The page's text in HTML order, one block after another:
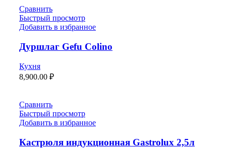
Сравнить
Быстрый просмотр
Добавить в избранное
Дуршлаг Gefu Colino
Кухня
8,900.00 ₽
Сравнить
Быстрый просмотр
Добавить в избранное
Кастрюля индукционная Gastrolux 2,5л